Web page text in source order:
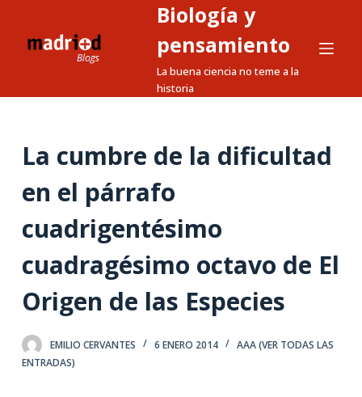
a
n
e
o
Biología y
pensamiento
La buena ciencia no teme a la
historia
La cumbre de la dificultad
en el párrafo
cuadrigentésimo
cuadragésimo octavo de El
Origen de las Especies
EMILIO CERVANTES 6 ENERO 2014
AAA (VER TODAS LAS
ENTRADAS)